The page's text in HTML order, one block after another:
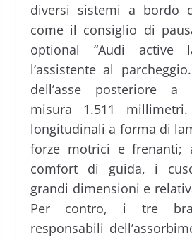
diversi sistemi a bordo
come il consiglio di
optional “Audi active
l’assistente al
dell’asse posteriore a
misura 1.511
longitudinali a forma di
forze motrici e frenanti;
comfort di guida, i
grandi dimensioni e
Per contro, i tre
responsabili